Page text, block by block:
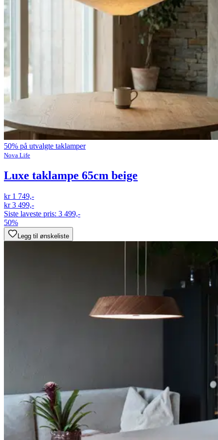
50% på utvalgte taklamper
Nova Life
Luxe taklampe 65cm beige
kr 1 749,-
kr 3 499,-
Siste laveste pris: 3 499,-
50%
Legg til ønskeliste